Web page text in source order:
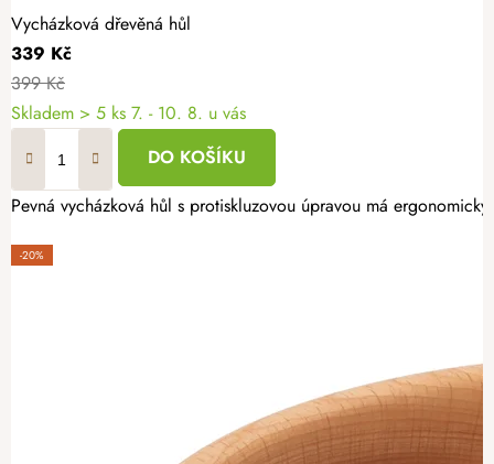
Vycházková dřevěná hůl
339 Kč
399 Kč
Skladem > 5 ks 7. - 10. 8. u vás
DO KOŠÍKU
Pevná vycházková hůl s protiskluzovou úpravou má
-20%